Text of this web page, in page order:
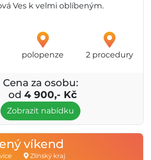
Ves k velmi oblíbeným.
polopenze 2 procedury
Cena za osobu:
od 4 900,- Kč
Zobrazit nabídku
víkend
Zlínský kraj